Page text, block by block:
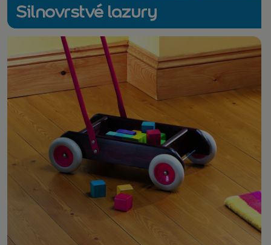
Silnovrstvé lazury